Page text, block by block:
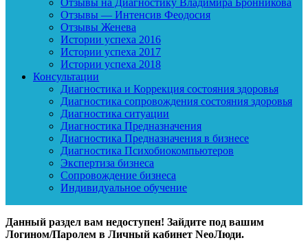
Отзывы — Интенсив Феодосия
Отзывы Женева
Истории успеха 2016
Истории успеха 2017
Истории успеха 2018
Консультации
Диагностика и Коррекция состояния здоровья
Диагностика сопровождения состояния здоровья
Диагностика ситуации
Диагностика Предназначения
Диагностика Предназначения в бизнесе
Диагностика Психобиокомпьютеров
Экспертиза бизнеса
Сопровождение бизнеса
Индивидуальное обучение
Данный раздел вам недоступен! Зайдите под вашим
Логином/Паролем в Личный кабинет NeoЛюди.